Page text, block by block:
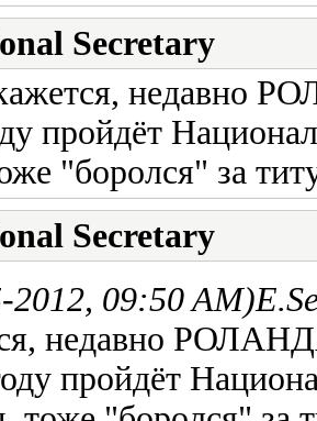
Secretary
недавно
пройдёт
"боролся" за
Secretary
2012, 09:50 AM)
недавно
пройдёт